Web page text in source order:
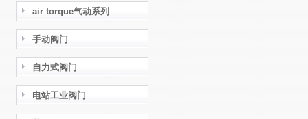
air torque气动系列
手动阀门
自力式阀门
电站工业阀门